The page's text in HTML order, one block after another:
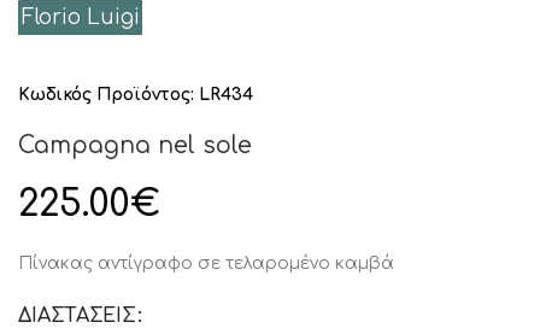
Florio Luigi
Κωδικός Προϊόντος: LR434
Campagna nel sole
225.00€
Πίνακας αντίγραφο σε τελαρομένο καμβά
ΔΙΑΣΤΑΣΕΙΣ